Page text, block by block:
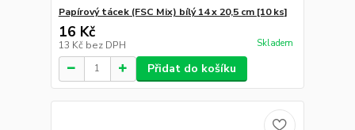
Papírový tácek (FSC Mix) bílý 14 x 20,5 cm [10 ks]
16 Kč
13 Kč bez DPH Skladem
Přidat do košíku